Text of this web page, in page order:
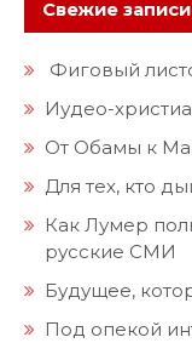
Свежие записи
Фиговый
Иудео-
От Обамы к
Для тех, кто
Как Лумер
русские СМИ
Будущее,
Под опекой